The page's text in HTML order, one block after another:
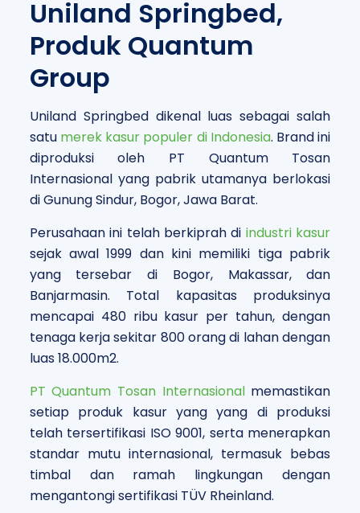
Uniland Springbed,
Produk Quantum
Group
Uniland Springbed dikenal luas sebagai salah
satu merek kasur populer di Indonesia. Brand ini
diproduksi oleh PT Quantum Tosan
Internasional yang pabrik utamanya berlokasi
di Gunung Sindur, Bogor, Jawa Barat.
Perusahaan ini telah berkiprah di industri kasur
sejak awal 1999 dan kini memiliki tiga pabrik
yang tersebar di Bogor, Makassar, dan
Banjarmasin. Total kapasitas produksinya
mencapai 480 ribu kasur per tahun, dengan
tenaga kerja sekitar 800 orang di lahan dengan
luas 18.000m2.
PT Quantum Tosan Internasionalmemastikan
setiap produk kasur yang yang di produksi
telah tersertifikasi ISO 9001, serta menerapkan
standar mutu internasional, termasuk bebas
timbal dan ramah lingkungan dengan
mengantongi sertifikasi TÜV Rheinland.